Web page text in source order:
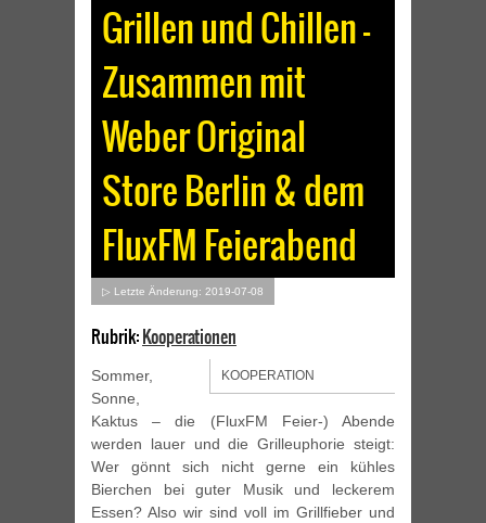
Grillen und Chillen –
Zusammen mit
Weber Original
Store Berlin & dem
FluxFM Feierabend
▷ Letzte Änderung: 2019-07-08
Rubrik:Kooperationen
KOOPERATION
Sommer,
Sonne,
Kaktus – die (FluxFM Feier-) Abende
werden lauer und die Grilleuphorie steigt:
Wer gönnt sich nicht gerne ein kühles
Bierchen bei guter Musik und leckerem
Essen? Also wir sind voll im Grillfieber und